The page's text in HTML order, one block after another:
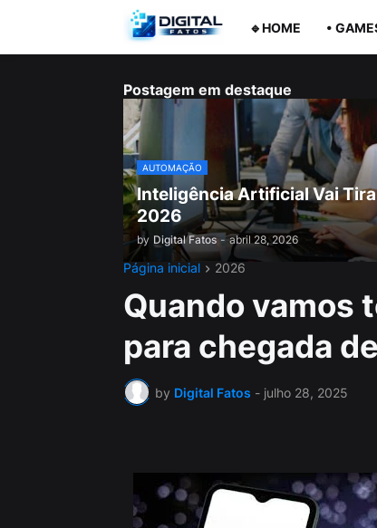
🔹HOME •
Postagem em destaque
AUTOMAÇÃO
Inteligência Artificial Vai
2026
by Digital Fatos - abril 28, 2026
Página inicial 2026
Quando vamos
para chegada
by Digital Fatos - julho 28, 2025